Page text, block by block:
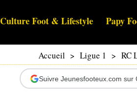
Culture Foot & Lifestyle Papy
Accueil > Ligue 1 > RC
Suivre Jeunesfooteux.com sur